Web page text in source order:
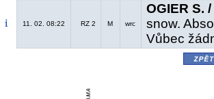
11. 02. 08:22 RZ 2 M wrc
OGIER S.
snow.
Vůbec